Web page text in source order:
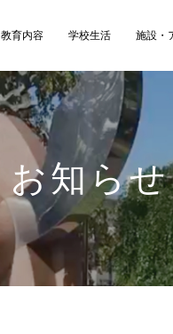
教育内容 学校生活 施設・
お知らせ